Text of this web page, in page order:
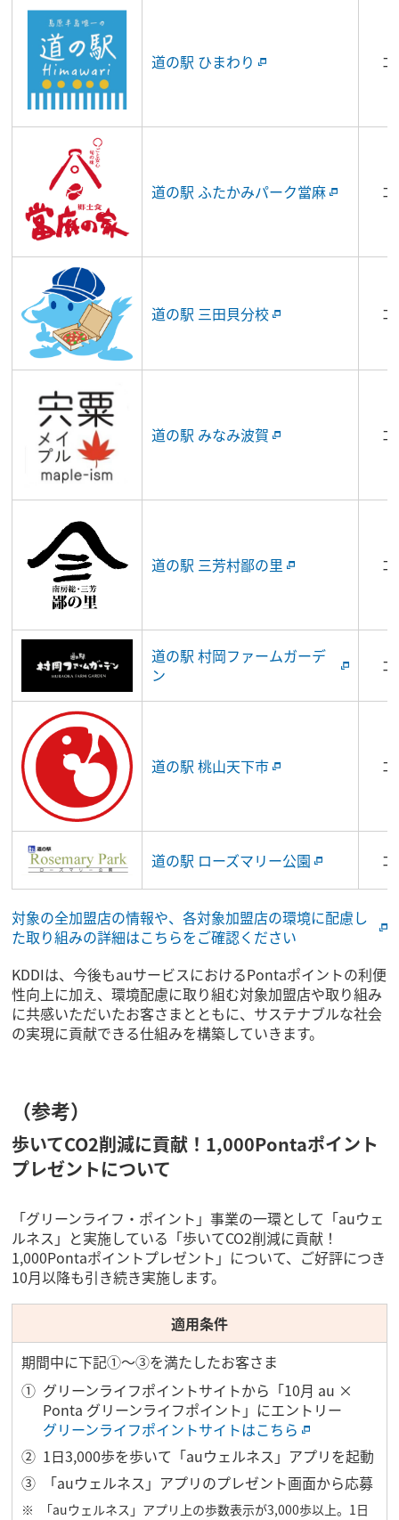
道の駅 ひまわり
道の駅 ふたかみパーク當麻
道の駅 三田貝分校
道の駅 みなみ波賀
道の駅 三芳村鄙の里
道の駅 村岡ファームガーデ
ン
道の駅 桃山天下市
道の駅 ローズマリー公園
対象の全加盟店の情報や、各対象加盟店の環境に配慮し
た取り組みの詳細はこちらをご確認ください
KDDIは、今後もauサービスにおけるPontaポイントの利便
性向上に加え、環境配慮に取り組む対象加盟店や取り組み
に共感いただいたお客さまとともに、サステナブルな社会
の実現に貢献できる仕組みを構築していきます。
（参考）
歩いてCO2削減に貢献！1,000Pontaポイント
プレゼントについて
「グリーンライフ・ポイント」事業の一環として「auウェ
ルネス」と実施している「歩いてCO2削減に貢献！
1,000Pontaポイントプレゼント」について、ご好評につき
10月以降も引き続き実施します。
適用条件
期間中に下記①～③を満たしたお客さま
グリーンライフポイントサイトから「10月 au ×
Ponta グリーンライフポイント」にエントリー
グリーンライフポイントサイトはこちら
1日3,000歩を歩いて「auウェルネス」アプリを起動
「auウェルネス」アプリのプレゼント画面から応募
「auウェルネス」アプリ上の歩数表示が3,000歩以上。1日